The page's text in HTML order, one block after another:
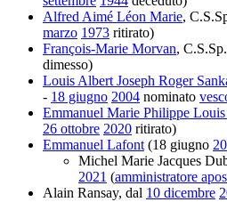
Alfred Aimé Léon Marie,
marzo 1973 ritirato)
François-Marie Morvan,
dimesso)
Louis Albert Joseph Roger
- 18 giugno 2004 nominato
Emmanuel Marie Philippe
26 ottobre 2020 ritirato)
Emmanuel Lafont (18 giugno
Michel Marie Jacques
2021 (amministratore
Alain Ransay, dal 10 dicembre